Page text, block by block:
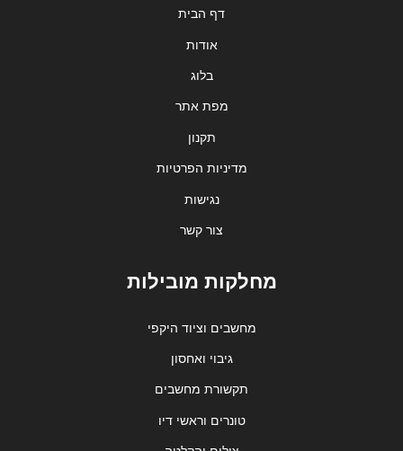
דף הבית
אודות
בלוג
מפת אתר
תקנון
מדיניות הפרטיות
נגישות
צור קשר
מחלקות מובילות
מחשבים וציוד היקפי
גיבוי ואחסון
תקשורת מחשבים
טונרים וראשי דיו